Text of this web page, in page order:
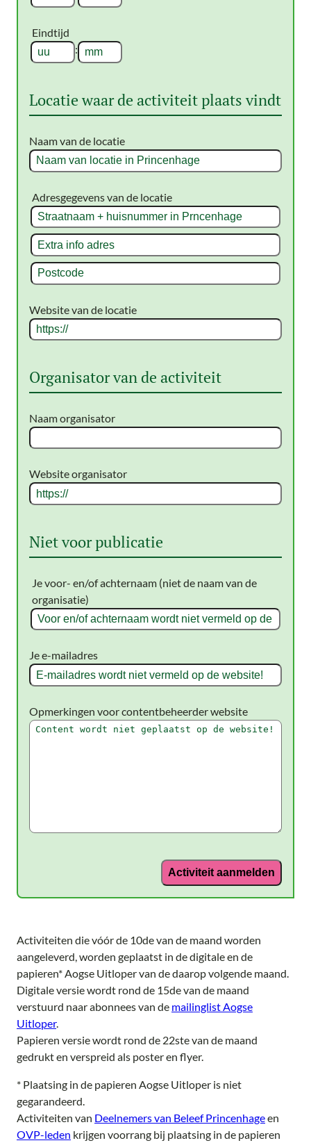
Eindtijd
:
Locatie waar de activiteit plaats vindt
Naam van de locatie
Adresgegevens van de locatie
Straatnaam
+
huisnummer
Breda
Extra
info
Website van de locatie
Organisator van de activiteit
Naam organisator
Website organisator
Niet voor publicatie
Je voor- en/of achternaam (niet de naam van de
organisatie)
Je e-mailadres
Opmerkingen voor contentbeheerder website
Activiteit aanmelden
Activiteiten die vóór de 10de van de maand worden
aangeleverd, worden geplaatst in de digitale en de
papieren* Aogse Uitloper van de daarop volgende maand.
Digitale versie wordt rond de 15de van de maand
verstuurd naar abonnees van de mailinglist Aogse
Uitloper.
Papieren versie wordt rond de 22ste van de maand
gedrukt en verspreid als poster en flyer.
* Plaatsing in de papieren Aogse Uitloper is niet
gegarandeerd.
Activiteiten van Deelnemers van Beleef Princenhageen
OVP-leden krijgen voorrang bij plaatsing in de papieren